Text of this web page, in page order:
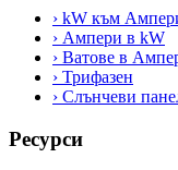
› kW към
› Ампери в kW
› Ватове в
› Трифазен
› Слънчеви
Ресурси